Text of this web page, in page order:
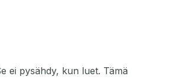
ei pysähdy, kun luet. Tämä